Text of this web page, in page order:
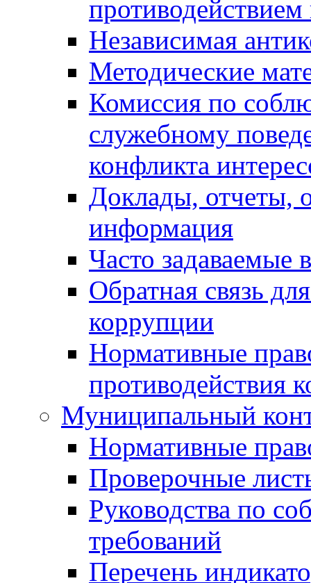
Независимая
Методические
Комиссия по
служебному
конфликта
Доклады, отчеты,
информация
Часто задаваемые
Обратная связь
коррупции
Нормативные
противодействия
Муниципальный
Нормативные
Проверочные
Руководства по
требований
Перечень